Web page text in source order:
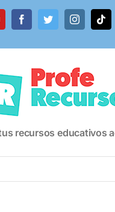
FacebookTwitterInstagram
recursos educativos